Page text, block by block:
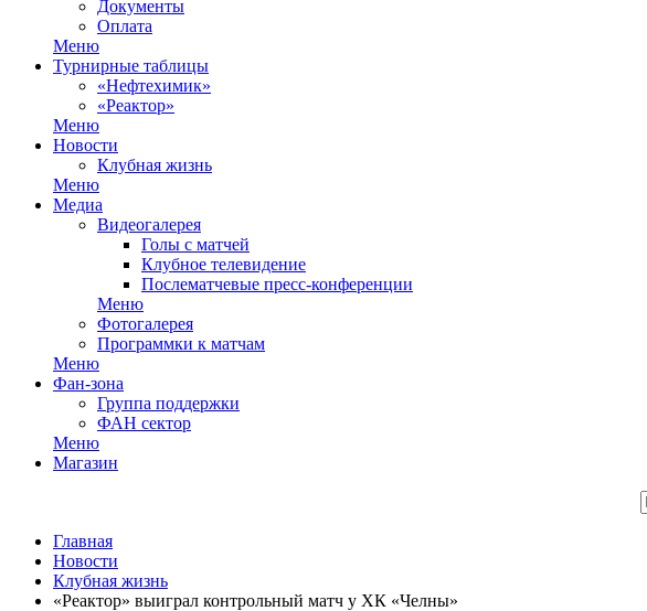
Документы
Оплата
Меню
Турнирные таблицы
«Нефтехимик»
«Реактор»
Меню
Новости
Клубная жизнь
Меню
Медиа
Видеогалерея
Голы с матчей
Клубное телевидение
Послематчевые пресс-конференции
Меню
Фотогалерея
Программки к матчам
Меню
Фан-зона
Группа поддержки
ФАН сектор
Меню
Магазин
Главная
Новости
Клубная жизнь
«Реактор» выиграл контрольный матч у ХК «Челны»